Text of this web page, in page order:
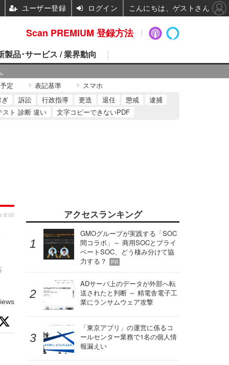
製品･サービス / 業界動向
定 表記基準 スマホ
訴訟 行政指導 更迭 退任 懲戒
逮捕
スト 診断 違い 文字コピーできないPDF
8:00 アクセスランキング
GMOグループが実践する「SOC
間コラボ」～ 商用SOCとプライ
ベートSOC、どう棲み分けて協
力する？
PR
ADサーバ上のデータが外部へ転
送されたと判断 ～ 精電舎電子工
業にランサムウェア攻撃
「東京アプリ」の運営に係るコ
ールセンター業務で1名の個人情
報漏えい
Scan PREMIUM 登録方法
ユーザー登録 ログイン こんにちは、ゲストさん